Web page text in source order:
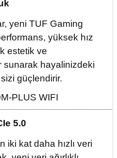
yeni TUF Gaming
yüksek hız
estetik ve
sunarak hayalinizdeki
güçlendirir.
5.0
iki kat daha hızlı veri